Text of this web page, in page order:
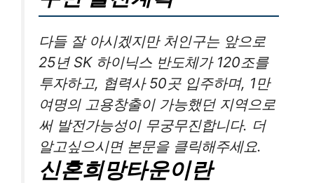
다들 잘 아시겠지만 처인구는 앞으로
25년 SK 하이닉스 반도체가 120조를
투자하고, 협력사 50곳 입주하며, 1만
여명의 고용창출이 가능했던 지역으로
써 발전가능성이 무궁무진합니다. 더
알고싶으시면 본문을 클릭해주세요.
신혼희망타운이란